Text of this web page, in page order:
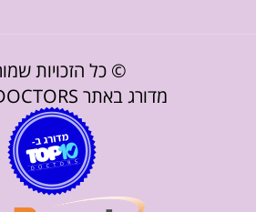
© כל הזכויות
מדורג באתר TOP10DOCTORS